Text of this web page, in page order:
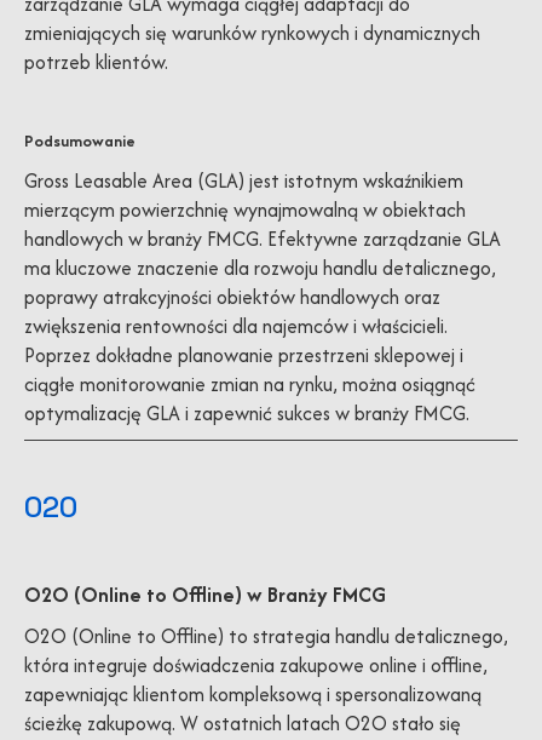
zmieniających się warunków rynkowych i dynamicznych
potrzeb klientów.
Podsumowanie
Gross Leasable Area (GLA) jest istotnym wskaźnikiem
mierzącym powierzchnię wynajmowalną w obiektach
handlowych w branży FMCG. Efektywne zarządzanie GLA
ma kluczowe znaczenie dla rozwoju handlu detalicznego,
poprawy atrakcyjności obiektów handlowych oraz
zwiększenia rentowności dla najemców i właścicieli.
Poprzez dokładne planowanie przestrzeni sklepowej i
ciągłe monitorowanie zmian na rynku, można osiągnąć
optymalizację GLA i zapewnić sukces w branży FMCG.
020
O2O (Online to Offline) w Branży FMCG
O2O (Online to Offline) to strategia handlu detalicznego,
która integruje doświadczenia zakupowe online i offline,
zapewniając klientom kompleksową i spersonalizowaną
ścieżkę zakupową. W ostatnich latach O2O stało się